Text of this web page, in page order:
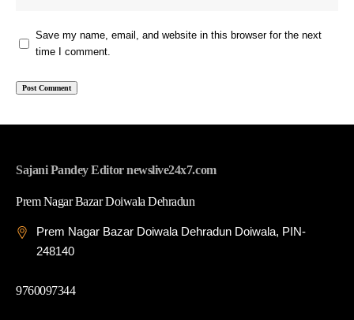
Save my name, email, and website in this browser for the next
time I comment.
Sajani Pandey Editor newslive24x7.com
Prem Nagar Bazar Doiwala Dehradun
Prem Nagar Bazar Doiwala Dehradun Doiwala, PIN-
248140
9760097344